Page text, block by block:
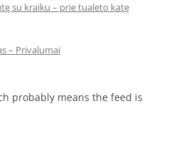
su kraiku – prie tualeto katę
– Privalumai
probably means the feed is